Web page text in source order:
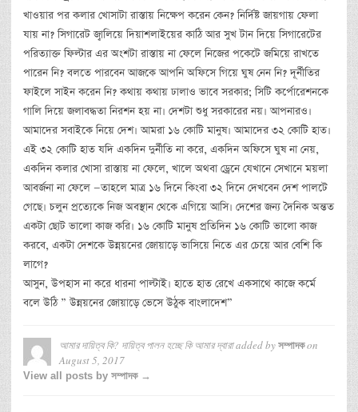
খাওয়ার পর কলার খোসাটা রাস্তায় নিক্ষেপ করেন কেন? নির্দিষ্ট জায়গায় ফেলা
যায় না? সিগারেট জ্বালিয়ে দিয়াশলাইয়ের কাঠি আর সুখ টান দিয়ে সিগারেটের
পরিত্যাক্ত ফিল্টার এর অংশটা রাস্তায় না ফেলে নিজের পকেটে জমিয়ে রাখতে
পারেন নি? বলতে পারবেন আজকে আপনি অফিসে গিয়ে ঘুষ নেন নি? দূর্নীতির
ফাইলে সাইন করেন নি? কথায় কথায় ঢালাও ভাবে সরকার; সিটি কর্পোরেশনকে
গালি দিয়ে জলাবদ্ধতা নিরশন হয় না। দেশটা শুধু সরকারের নয়। আপনারও।
আমাদের সবাইকে নিয়ে দেশ। আমরা ১৬ কোটি মানুষ। আমাদের ৩২ কোটি হাত।
এই ৩২ কোটি হাত যদি একদিন দুর্নীতি না করে, একদিন অফিসে ঘুষ না নেয়,
একদিন কলার খোসা রাস্তায় না ফেলে, খালে অথবা ড্রেনে যেখানে সেখানে ময়লা
আবর্জনা না ফেলে —তাহলে মাত্র ১৬ দিনে কিংবা ৩২ দিনে দেখবেন দেশ পালটে
গেছে। চলুন প্রত্যেকে নিজ অবস্থান থেকে এগিয়ে আসি। দেশের জন্য দৈনিক অন্তত
একটা ছোট ভালো কাজ করি। ১৬ কোটি মানুষ প্রতিদিন ১৬ কোটি ভালো কাজ
করবে, একটা দেশকে উন্নয়নের জোয়াড়ে ভাসিয়ে নিতে এর চেয়ে আর বেশি কি
লাগে?
আসুন, উপহাস না করে ধারনা পাল্টাই। হাতে হাত রেখে একসাথে কাজে কর্মে
বলে উঠি ” উন্নয়নের জোয়াড়ে ভেসে উঠুক বাংলাদেশ”
আমার দায়িত্ব কি? দায়িত্ব পালন হচ্ছে কি আমার দ্বারাadded by সম্পাদকon
August 5, 2017
View all posts by সম্পাদক →